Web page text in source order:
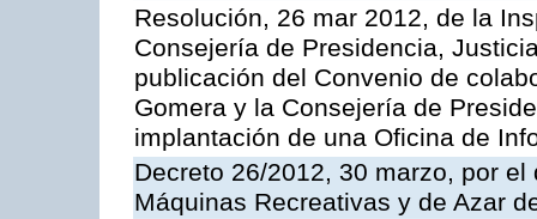
Resolución, 26 mar 2012, de la
Consejería de Presidencia,
publicación del Convenio de
Gomera y la Consejería de
implantación de una Oficina de
Decreto 26/2012, 30 marzo, por
Máquinas Recreativas y de Azar